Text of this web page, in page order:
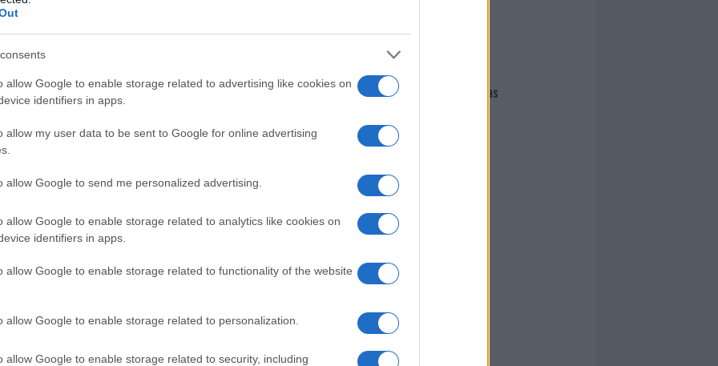
allow Google to enable storage related to advertising like cookies on
identifiers in apps.
allow my user data to be sent to Google for online advertising
allow Google to send me personalized advertising.
allow Google to enable storage related to analytics like cookies on
identifiers in apps.
allow Google to enable storage related to functionality of the website
allow Google to enable storage related to personalization.
allow Google to enable storage related to security, including
Olbia
i tuoi video e le tue foto
+39 345 356 7512
di GalluraOggi.it
news da
Giovannimaria Cabras